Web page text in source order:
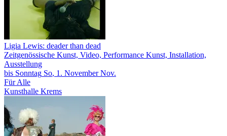
Ligia Lewis: deader than dead
Zeitgenössische Kunst, Video, Performance Kunst, Installation,
Ausstellung
bis Sonntag So, 1. November Nov.
Für Alle
Kunsthalle Krems